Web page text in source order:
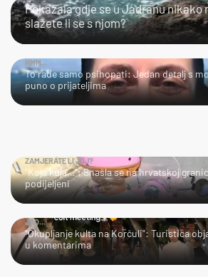
Pokazala gdje se u Jadranu nikako
slažete li se s njom?
HMM…
To rade samo psihopati: Jedan detalj s
puno o prijateljima
ZAMJERATE LI JOJ?
"Koja kuja…": Snašla se na hrvatskoj
podijeljeni
JAO…
"Okupljanje kulta na Korčuli": Turistica
u komentarima